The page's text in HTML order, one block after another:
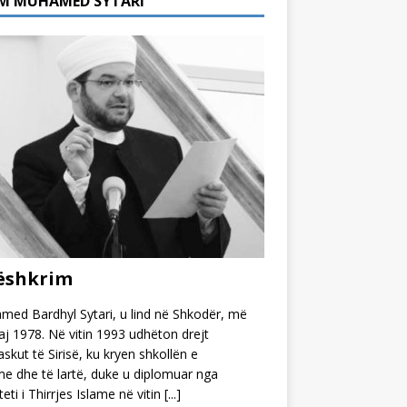
Bardhyl Sytari, u lind në Shkodër, më
1978. Në vitin 1993 udhëton drejt
të Sirisë, ku kryen shkollën e
dhe të lartë, duke u diplomuar nga
i Thirrjes Islame në vitin [...]